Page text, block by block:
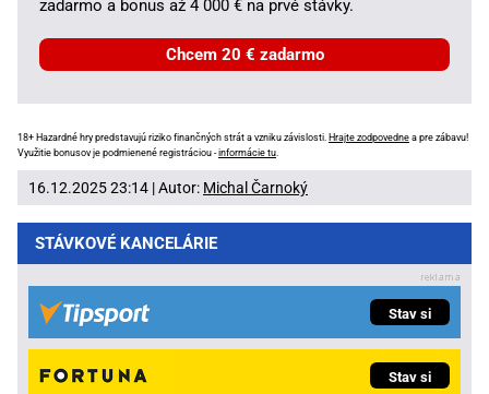
zadarmo a bonus až 4 000 € na prvé stávky.
Chcem 20 € zadarmo
18+ Hazardné hry predstavujú riziko finančných strát a vzniku závislosti. Hrajte zodpovedne a pre zábavu!
Využitie bonusov je podmienené registráciou -informácie tu.
16.12.2025 23:14 | Autor: Michal Čarnoký
STÁVKOVÉ KANCELÁRIE
Stav si
Stav si